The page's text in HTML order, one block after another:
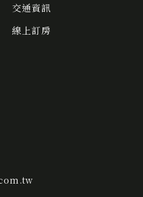
交通資訊
線上訂房